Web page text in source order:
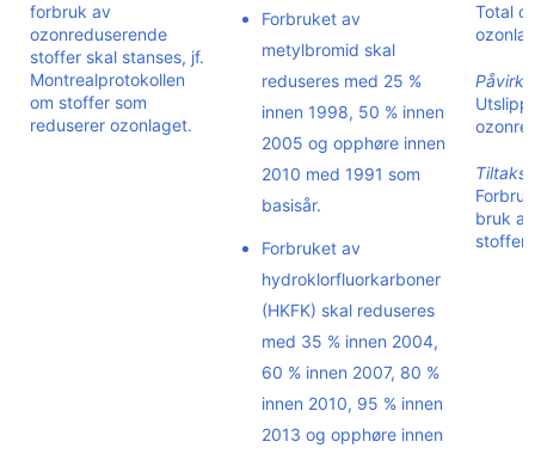
forbruk av
ozonreduserende
stoffer skal stanses, jf.
Montrealprotokollen
om stoffer som
reduserer ozonlaget.
Forbruket av
metylbromid skal
reduseres med 25 %
innen 1998, 50 % innen
2005 og opphøre innen
2010 med 1991 som
basisår.
Forbruket av
hydroklorfluorkarboner
(HKFK) skal reduseres
med 35 % innen 2004,
60 % innen 2007, 80 %
innen 2010, 95 % innen
2013 og opphøre innen
Total
Utslipp
bruk
stoffer